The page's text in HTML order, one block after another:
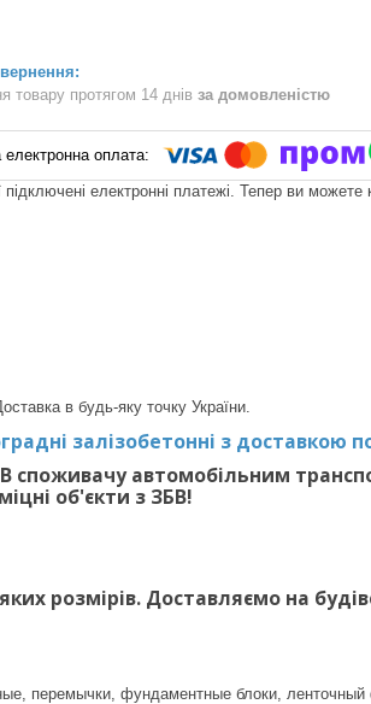
товару протягом 14 днів за домовленістю
підключені електронні платежі. Тепер ви
в будь-яку точку України.
залізобетонні з доставкою
споживачу автомобільним
об'єкти з ЗБВ!
розмірів. Доставляємо на
перемычки, фундаментные блоки,